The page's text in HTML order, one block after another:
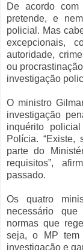
De acordo
pretende, e
policial. Mas
excepcionais,
autoridade,
ou
investigação
O ministro
investigação
inquérito
Polícia.
parte do
requisitos”,
passado.
Os quatro
necessário
normas que
seja, o MP tem
investigação e